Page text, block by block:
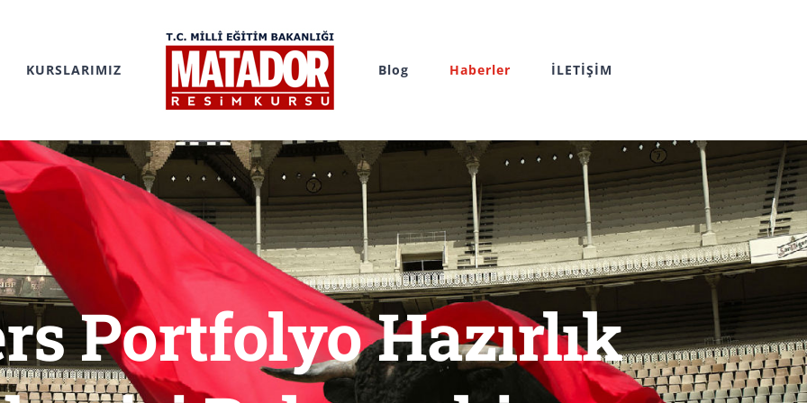
KURSLARIMIZ Blog Haberler İLETİŞİM
Portfolyo Hazırlık